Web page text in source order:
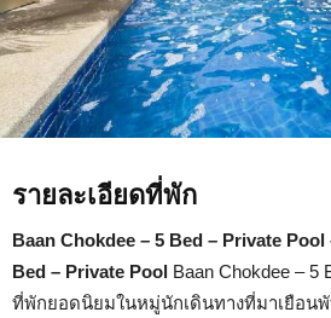
รายละเอียดที่พัก
Baan Chokdee – 5 Bed – Private Pool
Bed – Private Pool Baan Chokdee – 5
ที่พักยอดนิยมในหมู่นักเดินทางที่มาเยือนพั